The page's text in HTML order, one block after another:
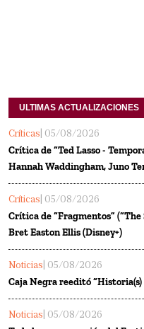
ULTIMAS ACTUALIZACIONES
Críticas | 05/08/2026
Crítica de “Ted Lasso -
Hannah Waddingham, Juno
Críticas | 05/08/2026
Crítica de “Fragmentos”
Bret Easton Ellis (Disney+)
Noticias | 05/08/2026
Caja Negra reeditó
Noticias | 05/08/2026